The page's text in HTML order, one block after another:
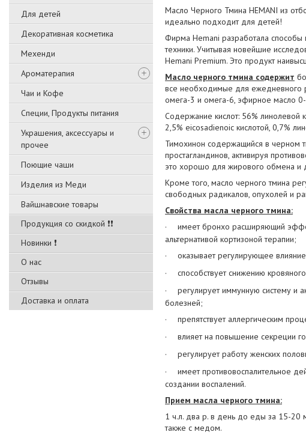
Для детей
Декоративная косметика
Мехенди
Ароматерапия
Чаи и Кофе
Специи, Продукты питания
Украшения, аксессуары и
прочее
Поющие чаши
Изделия из Меди
Вайшнавские товары
Продукция со скидкой ❗❗
Новинки ❗
О нас
Отзывы
Доставка и оплата
Масло Черного Тмина HEMANI из
идеально подходит для детей!
Фирма Hemani разработала способы
техники. Учитывая новейшие
Hemani Premium. Это продукт
Масло черного тмина содержит
все необходимые для ежедневного
омега-3 и омега-6, эфирное масло
Содержание кислот: 56% линолевой
2,5% eicosadienoic кислотой, 0,7%
Тимохинон содержащийся в черном
простагландинов, активируя
это хорошо для жирового обмена и
Кроме того, масло черного тмина
свободных радикалов, опухолей и
Свойства масла черного тмина:
·
имеет бронхо расширяющий
альтернативой кортизоной терапии;
·
оказывает регулирующее
·
способствует снижению
·
регулирует иммунную систему и
болезней;
·
препятствует аллергическим
·
влияет на повышение секреции
·
регулирует работу женских
·
имеет противовоспалительное
создании воспалений.
Прием масла черного тмина:
1 ч.л. два р. в день до еды за 15-20
также с медом.